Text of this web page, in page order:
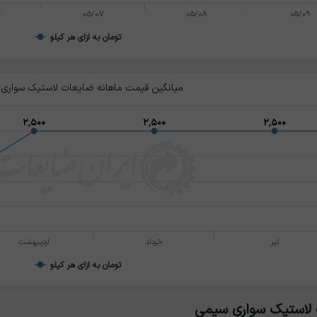
تومان به ازای هر کیلو
05/07 05/08 05/09
میانگین قیمت ماهانه ضایعات لاستیک
۲,۵۰۰
۲,۵۰۰ ۲,۵۰۰
۲,۵۰۰ ۲,۵۰۰
۲,۵۰۰
تومان به ازای هر کیلو
اردیبهشت خرداد تیر
لاستیک سواری سیمی